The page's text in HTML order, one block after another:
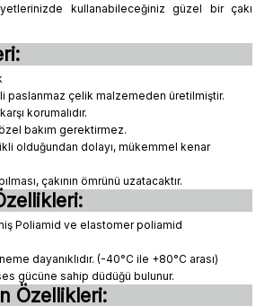
kullanabileceğiniz güzel bir çakı
paslanmaz çelik malzemeden üretilmiştir.
korumalıdır.
bakım gerektirmez.
olduğundan dolayı, mükemmel kenar
çakının ömrünü uzatacaktır.
Poliamid ve elastomer poliamid
dayanıklıdır. (-40°C ile +80°C arası)
gücüne sahip düdüğü bulunur.
Özellikleri: